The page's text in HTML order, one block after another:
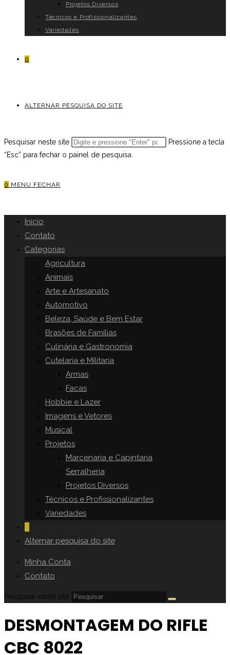
Projetos Diversos
Técnicos e Profissionalizantes
Variedades
0
ALTERNAR PESQUISA DO SITE
Pesquisar neste site
Pressione a tecla
“Esc” para fechar o painel de pesquisa.
0 MENU FECHAR
Inicio
Contato
Categorias
Agricultura
Animais
Arte e Artesanato
Automotivo
Beleza, Saúde e Bem Estar
Brasões de Famílias
Culinária e Gastronomia
Cutelaria e Militaria
Armas
Facas
Hobbie e Lazer
Imagens e Vetores
Musical
Projetos
Marcenaria e Capintaria
Serralheria
Projetos Diversos
Técnicos e Profissionalizantes
Variedades
0
Alternar pesquisa do site
Minha Conta
Contato
Pesquisar neste site
DESMONTAGEM DO RIFLE
CBC 8022